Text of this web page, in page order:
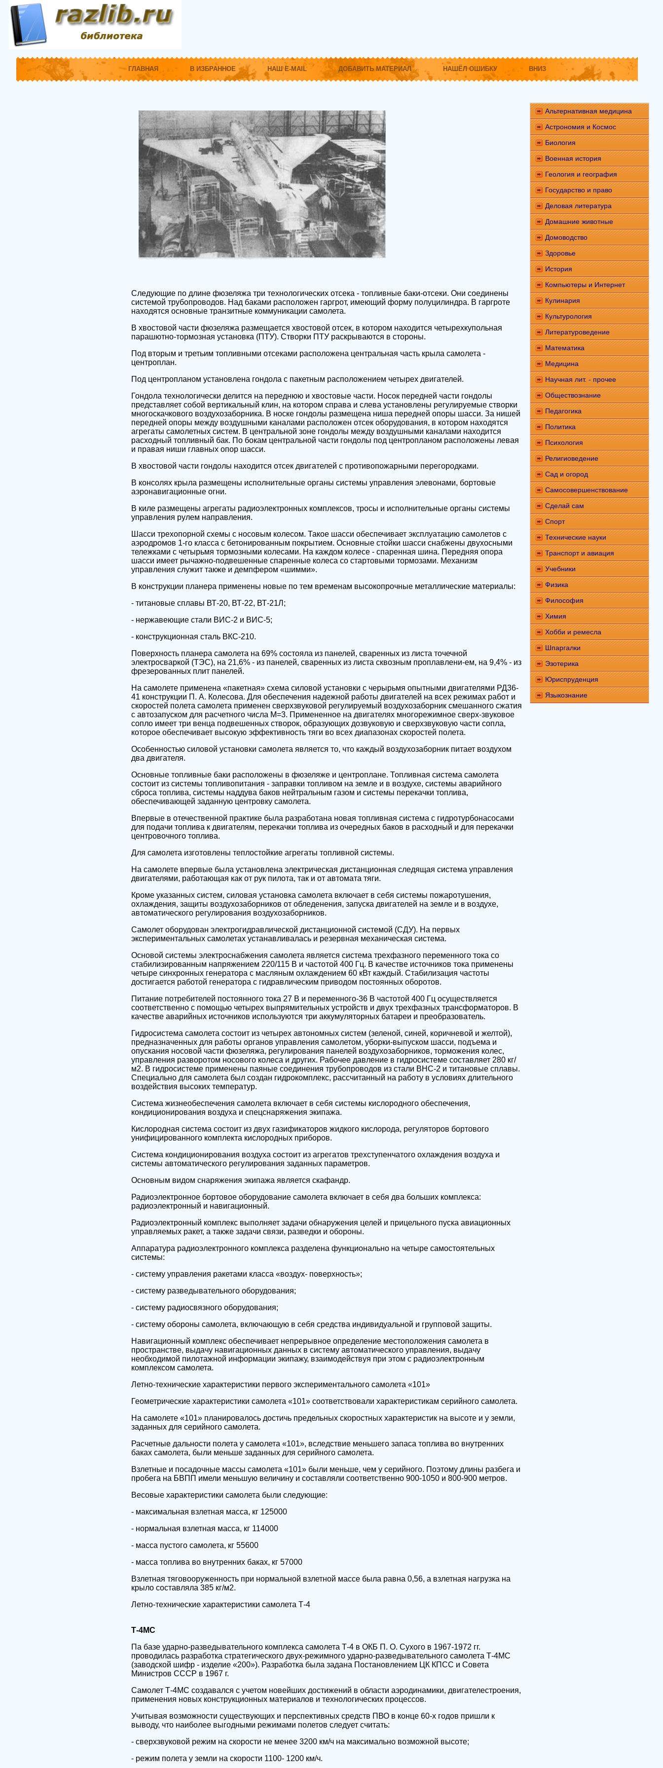
ГЛАВНАЯ В ИЗБРАННОЕ НАШ E-MAIL ДОБАВИТЬ МАТЕРИАЛ НАШЁЛ ОШИБКУ ВНИЗ
Следующие по длине фюзеляжа три технологических отсека - топливные баки-отсеки. Они соединены
системой трубопроводов. Над баками расположен гаргрот, имеющий форму полуцилиндра. В гаргроте
находятся основные транзитные коммуникации самолета.
В хвостовой части фюзеляжа размещается хвостовой отсек, в котором находится четырехкупольная
парашютно-тормозная установка (ПТУ). Створки ПТУ раскрываются в стороны.
Под вторым и третьим топливными отсеками расположена центральная часть крыла самолета -
центроплан.
Под центропланом установлена гондола с пакетным расположением четырех двигателей.
Гондола технологически делится на переднюю и хвостовые части. Носок передней части гондолы
представляет собой вертикальный клин, на котором справа и слева установлены регулируемые створки
многоскачкового воздухозаборника. В носке гондолы размещена ниша передней опоры шасси. За нишей
передней опоры между воздушными каналами расположен отсек оборудования, в котором находятся
агрегаты самолетных систем. В центральной зоне гондолы между воздушными каналами находится
расходный топливный бак. По бокам центральной части гондолы под центропланом расположены левая
и правая ниши главных опор шасси.
В хвостовой части гондолы находится отсек двигателей с противопожарными перегородками.
В консолях крыла размещены исполнительные органы системы управления элевонами, бортовые
аэронавигационные огни.
В киле размещены агрегаты радиоэлектронных комплексов, тросы и исполнительные органы системы
управления рулем направления.
Шасси трехопорной схемы с носовым колесом. Такое шасси обеспечивает эксплуатацию самолетов с
аэродромов 1-го класса с бетонированным покрытием. Основные стойки шасси снабжены двухосными
тележками с четырьмя тормозными колесами. На каждом колесе - спаренная шина. Передняя опора
шасси имеет рычажно-подвешенные спаренные колеса со стартовыми тормозами. Механизм
управления служит также и демпфером «шимми».
В конструкции планера применены новые по тем временам высокопрочные металлические материалы:
- титановые сплавы ВТ-20, ВТ-22, ВТ-21Л;
- нержавеющие стали ВИС-2 и ВИС-5;
- конструкционная сталь ВКС-210.
Поверхность планера самолета на 69% состояла из панелей, сваренных из листа точечной
электросваркой (ТЭС), на 21,6% - из панелей, сваренных из листа сквозным проплавлени-ем, на 9,4% - из
фрезерованных плит панелей.
На самолете применена «пакетная» схема силовой установки с черырьмя опытными двигателями РД36-
41 конструкции П. А. Колесова. Для обеспечения надежной работы двигателей на всех режимах работ и
скоростей полета самолета применен сверхзвуковой регулируемый воздухозаборник смешанного сжатия
с автозапуском для расчетного числа М=3. Примененное на двигателях многорежимное сверх-звуковое
сопло имеет три венца подвешенных створок, образующих дозвуковую и сверхзвуковую части сопла,
которое обеспечивает высокую эффективность тяги во всех диапазонах скоростей полета.
Особенностью силовой установки самолета является то, что каждый воздухозаборник питает воздухом
два двигателя.
Основные топливные баки расположены в фюзеляже и центроплане. Топливная система самолета
состоит из системы топливопитания - заправки топливом на земле и в воздухе, системы аварийного
сброса топлива, системы наддува баков нейтральным газом и системы перекачки топлива,
обеспечивающей заданную центровку самолета.
Впервые в отечественной практике была разработана новая топливная система с гидротурбонасосами
для подачи топлива к двигателям, перекачки топлива из очередных баков в расходный и для перекачки
центровочного топлива.
Для самолета изготовлены теплостойкие агрегаты топливной системы.
На самолете впервые была установлена электрическая дистанционная следящая система управления
двигателями, работающая как от рук пилота, так и от автомата тяги.
Кроме указанных систем, силовая установка самолета включает в себя системы пожаротушения,
охлаждения, защиты воздухозаборников от обледенения, запуска двигателей на земле и в воздухе,
автоматического регулирования воздухозаборников.
Самолет оборудован электрогидравлической дистанционной системой (СДУ). На первых
экспериментальных самолетах устанавливалась и резервная механическая система.
Основой системы электроснабжения самолета является система трехфазного переменного тока со
стабилизированным напряжением 220/115 В и частотой 400 Гц. В качестве источников тока применены
четыре синхронных генератора с масляным охлаждением 60 кВт каждый. Стабилизация частоты
достигается работой генератора с гидравлическим приводом постоянных оборотов.
Питание потребителей постоянного тока 27 В и переменного-36 В частотой 400 Гц осуществляется
соответственно с помощью четырех выпрямительных устройств и двух трехфазных трансформаторов. В
качестве аварийных источников используются три аккумуляторных батареи и преобразователь.
Гидросистема самолета состоит из четырех автономных систем (зеленой, синей, коричневой и желтой),
предназначенных для работы органов управления самолетом, уборки-выпуском шасси, подъема и
опускания носовой части фюзеляжа, регулирования панелей воздухозаборников, торможения колес,
управления разворотом носового колеса и других. Рабочее давление в гидросистеме составляет 280 кг/
м2. В гидросистеме применены паяные соединения трубопроводов из стали ВНС-2 и титановые сплавы.
Специально для самолета был создан гидрокомплекс, рассчитанный на работу в условиях длительного
воздействия высоких температур.
Система жизнеобеспечения самолета включает в себя системы кислородного обеспечения,
кондиционирования воздуха и спецснаряжения экипажа.
Кислородная система состоит из двух газификаторов жидкого кислорода, регуляторов бортового
унифицированного комплекта кислородных приборов.
Система кондиционирования воздуха состоит из агрегатов трехступенчатого охлаждения воздуха и
системы автоматического регулирования заданных параметров.
Основным видом снаряжения экипажа является скафандр.
Радиоэлектронное бортовое оборудование самолета включает в себя два больших комплекса:
радиоэлектронный и навигационный.
Радиоэлектронный комплекс выполняет задачи обнаружения целей и прицельного пуска авиационных
управляемых ракет, а также задачи связи, разведки и обороны.
Аппаратура радиоэлектронного комплекса разделена функционально на четыре самостоятельных
системы:
- систему управления ракетами класса «воздух- поверхность»;
- систему разведывательного оборудования;
- систему радиосвязного оборудования;
- систему обороны самолета, включающую в себя средства индивидуальной и групповой защиты.
Навигационный комплекс обеспечивает непрерывное определение местоположения самолета в
пространстве, выдачу навигационных данных в систему автоматического управления, выдачу
необходимой пилотажной информации экипажу, взаимодействуя при этом с радиоэлектронным
комплексом самолета.
Летно-технические характеристики первого экспериментального самолета «101»
Геометрические характеристики самолета «101» соответствовали характеристикам серийного самолета.
На самолете «101» планировалось достичь предельных скоростных характеристик на высоте и у земли,
заданных для серийного самолета.
Расчетные дальности полета у самолета «101», вследствие меньшего запаса топлива во внутренних
баках самолета, были меньше заданных для серийного самолета.
Взлетные и посадочные массы самолета «101» были меньше, чем у серийного. Поэтому длины разбега и
пробега на БВПП имели меньшую величину и составляли соответственно 900-1050 и 800-900 метров.
Весовые характеристики самолета были следующие:
- максимальная взлетная масса, кг 125000
- нормальная взлетная масса, кг 114000
- масса пустого самолета, кг 55600
- масса топлива во внутренних баках, кг 57000
Взлетная тяговооруженность при нормальной взлетной массе была равна 0,56, а взлетная нагрузка на
крыло составляла 385 кг/м2.
Летно-технические характеристики самолета Т-4
Т-4МС
Па базе ударно-разведывательного комплекса самолета Т-4 в ОКБ П. О. Сухого в 1967-1972 гг.
проводилась разработка стратегического двух-режимного ударно-разведывательного самолета Т-4МС
(заводской шифр - изделие «200»). Разработка была задана Постановлением ЦК КПСС и Совета
Министров СССР в 1967 г.
Самолет Т-4МС создавался с учетом новейших достижений в области аэродинамики, двигателестроения,
применения новых конструкционных материалов и технологических процессов.
Учитывая возможности существующих и перспективных средств ПВО в конце 60-х годов пришли к
выводу, что наиболее выгодными режимами полетов следует считать:
- сверхзвуковой режим на скорости не менее 3200 км/ч на максимально возможной высоте;
- режим полета у земли на скорости 1100- 1200 км/ч.
Альтернативная медицина
Астрономия и Космос
Биология
Военная история
Геология и география
Государство и право
Деловая литература
Домашние животные
Домоводство
Здоровье
История
Компьютеры и Интернет
Кулинария
Культурология
Литературоведение
Математика
Медицина
Научная лит. - прочее
Обществознание
Педагогика
Политика
Психология
Религиоведение
Сад и огород
Самосовершенствование
Сделай сам
Спорт
Технические науки
Транспорт и авиация
Учебники
Физика
Философия
Химия
Хобби и ремесла
Шпаргалки
Эзотерика
Юриспруденция
Языкознание